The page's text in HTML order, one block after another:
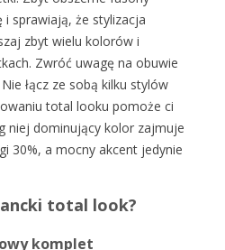
sprawiają, że stylizacja
zbyt wielu kolorów i
Zwróć uwagę na obuwie
łącz ze sobą kilku stylów
total looku pomoże ci
niej dominujący kolor zajmuje
30%, a mocny akcent jedynie
total look?
komplet